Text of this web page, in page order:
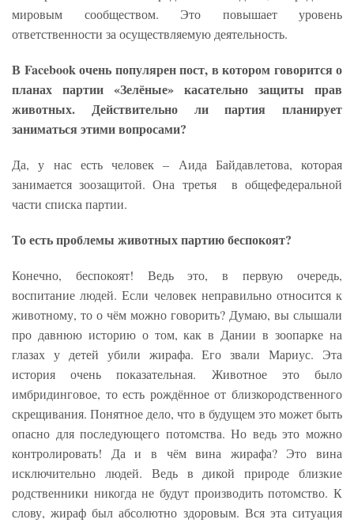
мировым сообществом. Это повышает уровень
ответственности за осуществляемую деятельность.
В Facebook очень популярен пост, в котором говорится о
планах партии «Зелёные» касательно защиты прав
животных. Действительно ли партия планирует
заниматься этими вопросами?
Да, у нас есть человек – Аида Байдавлетова, которая
занимается зоозащитой. Она третья в общефедеральной
части списка партии.
То есть проблемы животных партию беспокоят?
Конечно, беспокоят! Ведь это, в первую очередь,
воспитание людей. Если человек неправильно относится к
животному, то о чём можно говорить? Думаю, вы слышали
про давнюю историю о том, как в Дании в зоопарке на
глазах у детей убили жирафа. Его звали Мариус. Эта
история очень показательная. Животное это было
имбридинговое, то есть рождённое от близкородственного
скрещивания. Понятное дело, что в будущем это может быть
опасно для последующего потомства. Но ведь это можно
контролировать! Да и в чём вина жирафа? Это вина
исключительно людей. Ведь в дикой природе близкие
родственники никогда не будут производить потомство. К
слову, жираф был абсолютно здоровым. Вся эта ситуация